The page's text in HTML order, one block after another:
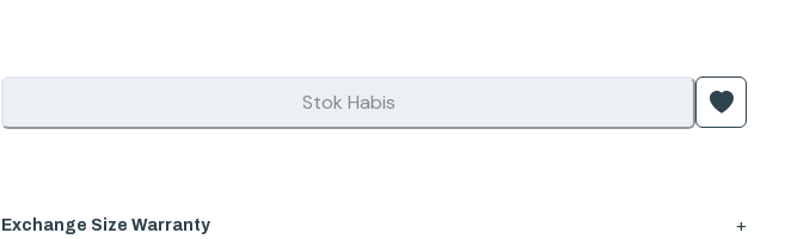
Stok Habis
Exchange Size Warranty +